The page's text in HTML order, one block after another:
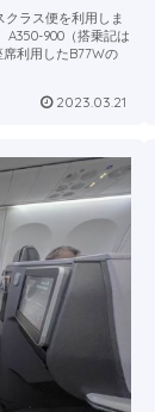
ラス便を利用しま
A350-900（搭乗記は
利用したB77Wの
2023.03.21